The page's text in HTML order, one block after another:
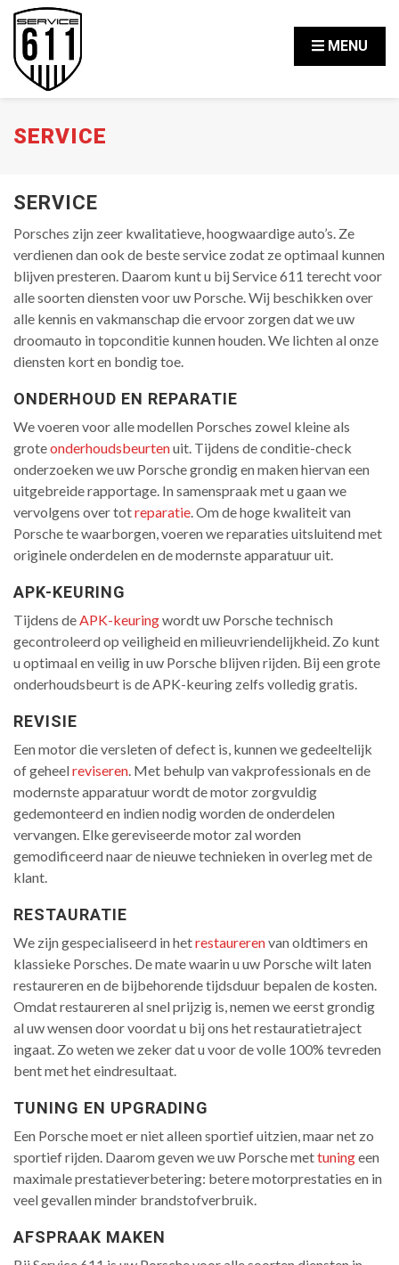
MENU
SERVICE
SERVICE
Porsches zijn zeer kwalitatieve, hoogwaardige auto’s. Ze
verdienen dan ook de beste service zodat ze optimaal kunnen
blijven presteren. Daarom kunt u bij Service 611 terecht voor
alle soorten diensten voor uw Porsche. Wij beschikken over
alle kennis en vakmanschap die ervoor zorgen dat we uw
droomauto in topconditie kunnen houden. We lichten al onze
diensten kort en bondig toe.
ONDERHOUD EN REPARATIE
We voeren voor alle modellen Porsches zowel kleine als
groteonderhoudsbeurtenuit. Tijdens de conditie-check
onderzoeken we uw Porsche grondig en maken hiervan een
uitgebreide rapportage. In samenspraak met u gaan we
vervolgens over totreparatie. Om de hoge kwaliteit van
Porsche te waarborgen, voeren we reparaties uitsluitend met
originele onderdelen en de modernste apparatuur uit.
APK-KEURING
Tijdens deAPK-keuringwordt uw Porsche technisch
gecontroleerd op veiligheid en milieuvriendelijkheid. Zo kunt
u optimaal en veilig in uw Porsche blijven rijden. Bij een grote
onderhoudsbeurt is de APK-keuring zelfs volledig gratis.
REVISIE
Een motor die versleten of defect is, kunnen we gedeeltelijk
of geheelreviseren. Met behulp van vakprofessionals en de
modernste apparatuur wordt de motor zorgvuldig
gedemonteerd en indien nodig worden de onderdelen
vervangen. Elke gereviseerde motor zal worden
gemodificeerd naar de nieuwe technieken in overleg met de
klant.
RESTAURATIE
We zijn gespecialiseerd in hetrestaurerenvan oldtimers en
klassieke Porsches. De mate waarin u uw Porsche wilt laten
restaureren en de bijbehorende tijdsduur bepalen de kosten.
Omdat restaureren al snel prijzig is, nemen we eerst grondig
al uw wensen door voordat u bij ons het restauratietraject
ingaat. Zo weten we zeker dat u voor de volle 100% tevreden
bent met het eindresultaat.
TUNING EN UPGRADING
Een Porsche moet er niet alleen sportief uitzien, maar net zo
sportief rijden. Daarom geven we uw Porsche mettuningeen
maximale prestatieverbetering: betere motorprestaties en in
veel gevallen minder brandstofverbruik.
AFSPRAAK MAKEN